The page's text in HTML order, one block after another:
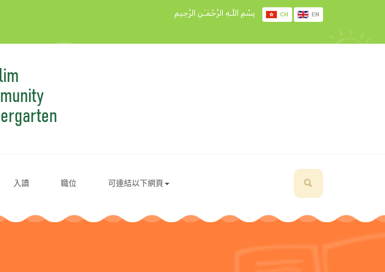
بِسْمِ اللَّـهِ الرَّحْمَـٰنِ الرَّحِيمِ CH EN
入讀 職位 可連結以下網頁